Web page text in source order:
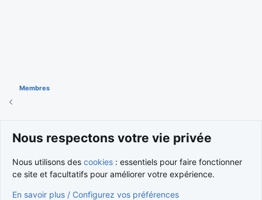
Membres
Cookies
Politique de confidentialité
Aide Accueil
R
S
S
Traduction française parXenForo FR|Media embeds via s9e/MediaSites
Nous respectons votre vie privée
Nous utilisons des cookies : essentiels pour faire fonctionner
ce site et facultatifs pour améliorer votre expérience.
En savoir plus / Configurez vos préférences